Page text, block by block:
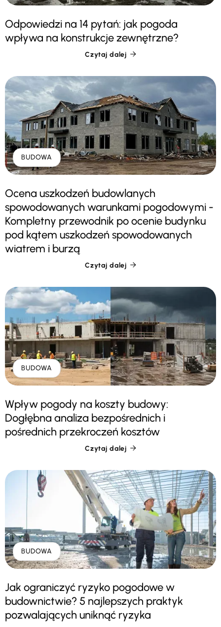
Odpowiedzi na 14 pytań: jak pogoda
wpływa na konstrukcje zewnętrzne?
Czytaj dalej 
BUDOWA
Ocena uszkodzeń budowlanych
spowodowanych warunkami pogodowymi -
Kompletny przewodnik po ocenie budynku
pod kątem uszkodzeń spowodowanych
wiatrem i burzą
Czytaj dalej 
BUDOWA
Wpływ pogody na koszty budowy:
Dogłębna analiza bezpośrednich i
pośrednich przekroczeń kosztów
Czytaj dalej 
BUDOWA
Jak ograniczyć ryzyko pogodowe w
budownictwie? 5 najlepszych praktyk
pozwalających uniknąć ryzyka